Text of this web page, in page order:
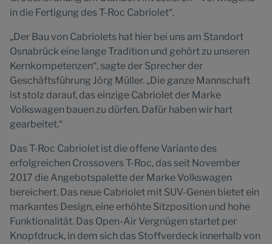
in die Fertigung des T-Roc Cabriolet“.
„Der Bau von Cabriolets hat hier bei uns am Standort
Osnabrück eine lange Tradition und gehört zu unseren
Kernkompetenzen“, sagte der Sprecher der
Geschäftsführung Jörg Müller. „Die ganze Mannschaft
ist stolz darauf, das einzige Cabriolet der Marke
Volkswagen bauen zu dürfen. Dafür haben wir hart
gearbeitet.“
Das T-Roc Cabriolet ist die offene Variante des
erfolgreichen Crossovers T-Roc, das seit November
2017 die Angebotspalette der Marke Volkswagen
bereichert. Das neue Cabriolet mit SUV-Genen bietet ein
markantes Design, eine erhöhte Sitzposition und hohe
Funktionalität. Das Open-Air Vergnügen startet per
Knopfdruck, in dem sich das Stoffverdeck innerhalb von